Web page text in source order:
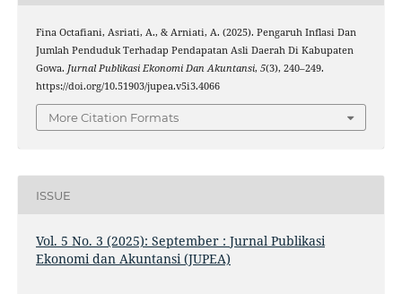
Fina Octafiani, Asriati, A., & Arniati, A. (2025). Pengaruh Inflasi Dan
Jumlah Penduduk Terhadap Pendapatan Asli Daerah Di Kabupaten
Gowa. Jurnal Publikasi Ekonomi Dan Akuntansi, 5(3), 240–249.
https://doi.org/10.51903/jupea.v5i3.4066
More Citation Formats
ISSUE
Vol. 5 No. 3 (2025): September : Jurnal Publikasi
Ekonomi dan Akuntansi (JUPEA)